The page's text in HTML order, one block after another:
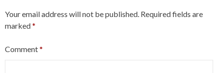
Your email address will not be published. Required fields are
marked*
Comment*